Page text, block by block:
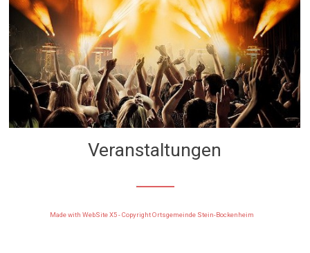
Veranstaltungen
Made with WebSite X5 - Copyright Ortsgemeinde Stein-Bockenheim